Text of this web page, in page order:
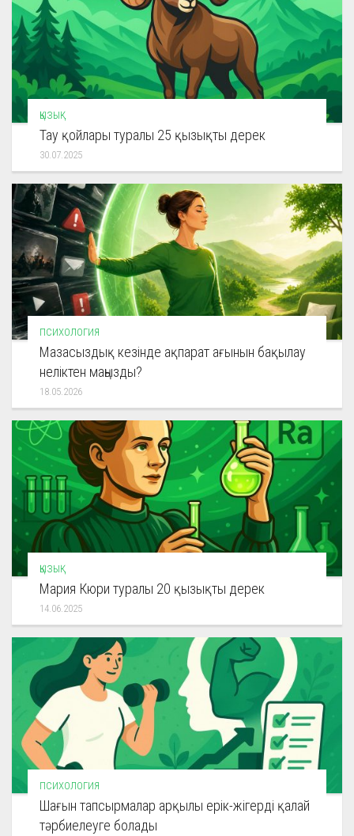
ҚЫЗЫҚ
Тау қойлары туралы 25 қызықты дерек
30.07.2025
ПСИХОЛОГИЯ
Мазасыздық кезінде ақпарат ағынын бақылау
неліктен маңызды?
18.05.2026
ҚЫЗЫҚ
Мария Кюри туралы 20 қызықты дерек
14.06.2025
ПСИХОЛОГИЯ
Шағын тапсырмалар арқылы ерік-жігерді қалай
тәрбиелеуге болады